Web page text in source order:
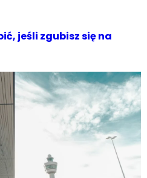
jeśli zgubisz się na